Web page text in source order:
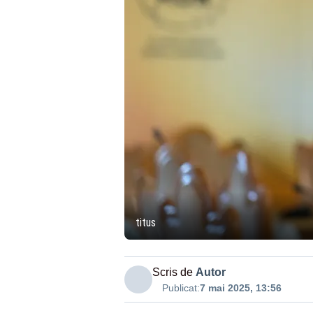
titus
Scris de Autor
Publicat:7 mai 2025, 13:56